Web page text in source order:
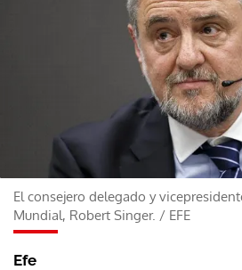
El consejero delegado y
Mundial, Robert Singer. / EFE
Efe